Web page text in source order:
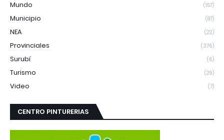
Mundo (157)
Municipio (87)
NEA (22)
Provinciales (376)
Surubí (6)
Turismo (29)
Video (7)
CENTRO PINTURERIAS